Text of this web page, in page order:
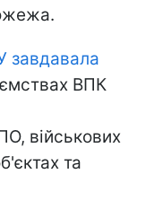
завдавала
ВПК
військових
та